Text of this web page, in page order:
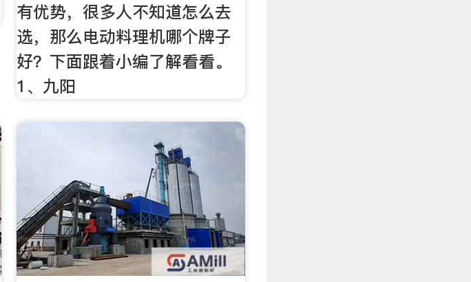
有优势，很多人不知道怎么去
选，那么电动料理机哪个牌子
好？下面跟着小编了解看看。
1、九阳